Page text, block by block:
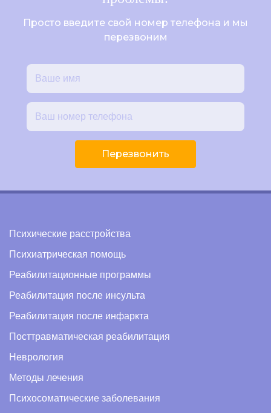
Просто введите свой номер телефона и мы
перезвоним
Перезвонить
Психические расстройства
Психиатрическая помощь
Реабилитационные программы
Реабилитация после инсульта
Реабилитация после инфаркта
Посттравматическая реабилитация
Неврология
Методы лечения
Психосоматические заболевания